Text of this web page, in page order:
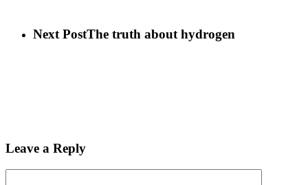
Next PostThe truth about hydrogen
Leave a Reply